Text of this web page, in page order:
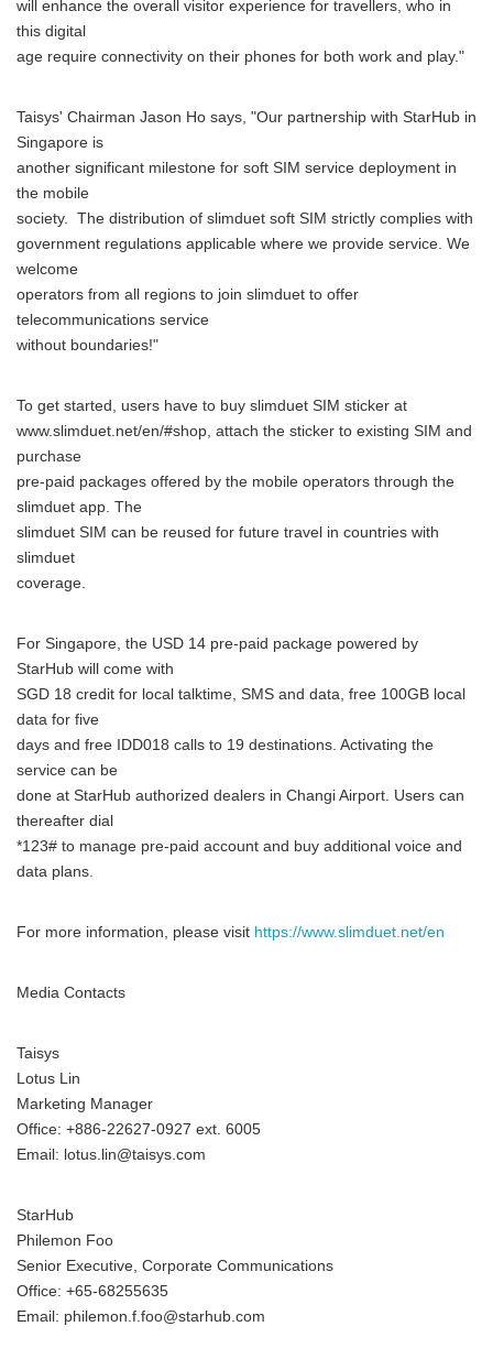
will enhance the overall visitor experience for travellers, who in
this digital
age require connectivity on their phones for both work and play."
Taisys' Chairman Jason Ho says, "Our partnership with StarHub in
Singapore is
another significant milestone for soft SIM service deployment in
the mobile
society. The distribution of slimduet soft SIM strictly complies with
government regulations applicable where we provide service. We
welcome
operators from all regions to join slimduet to offer
telecommunications service
without boundaries!"
To get started, users have to buy slimduet SIM sticker at
www.slimduet.net/en/#shop, attach the sticker to existing SIM and
purchase
pre-paid packages offered by the mobile operators through the
slimduet app. The
slimduet SIM can be reused for future travel in countries with
slimduet
coverage.
For Singapore, the USD 14 pre-paid package powered by
StarHub will come with
SGD 18 credit for local talktime, SMS and data, free 100GB local
data for five
days and free IDD018 calls to 19 destinations. Activating the
service can be
done at StarHub authorized dealers in Changi Airport. Users can
thereafter dial
*123# to manage pre-paid account and buy additional voice and
data plans.
For more information, please visit https://www.slimduet.net/en
Media Contacts
Taisys
Lotus Lin
Marketing Manager
Office: +886-22627-0927 ext. 6005
Email: lotus.lin@taisys.com
StarHub
Philemon Foo
Senior Executive, Corporate Communications
Office: +65-68255635
Email: philemon.f.foo@starhub.com